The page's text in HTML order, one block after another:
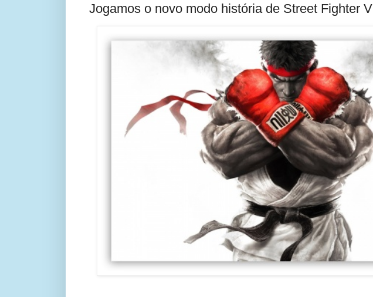
Jogamos o novo modo história de Street Fighter V